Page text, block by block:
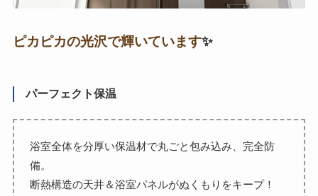
ピカピカの光沢で輝いています✨
パーフェクト保温
浴室全体を分厚い保温材で丸ごと包み込み、完全防
備。
断熱構造の天井＆浴室パネルがぬくもりをキープ！